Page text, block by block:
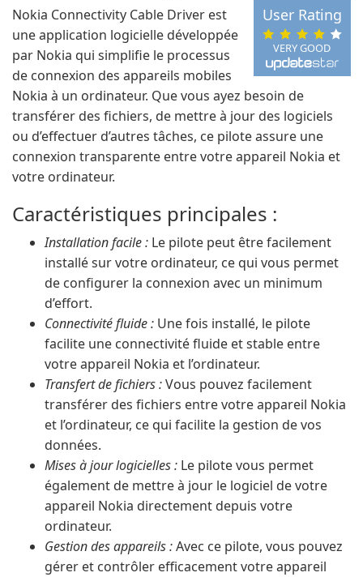
VERY GOOD
User Rating
Nokia Connectivity Cable Driver est
une application logicielle développée
par Nokia qui simplifie le processus
de connexion des appareils mobiles
Nokia à un ordinateur. Que vous ayez besoin de
transférer des fichiers, de mettre à jour des logiciels
ou d’effectuer d’autres tâches, ce pilote assure une
connexion transparente entre votre appareil Nokia et
votre ordinateur.
Caractéristiques principales :
Installation facile : Le pilote peut être facilement
installé sur votre ordinateur, ce qui vous permet
de configurer la connexion avec un minimum
d’effort.
Connectivité fluide : Une fois installé, le pilote
facilite une connectivité fluide et stable entre
votre appareil Nokia et l’ordinateur.
Transfert de fichiers :Vous pouvez facilement
transférer des fichiers entre votre appareil Nokia
et l’ordinateur, ce qui facilite la gestion de vos
données.
Mises à jour logicielles : Le pilote vous permet
également de mettre à jour le logiciel de votre
appareil Nokia directement depuis votre
ordinateur.
Gestion des appareils :Avec ce pilote, vous pouvez
gérer et contrôler efficacement votre appareil